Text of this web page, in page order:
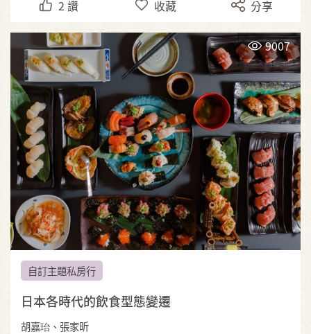
2 讚 收藏 分享
9007
自訂主題私房行
日本各時代的飲食型態變遷
胡嘉珆、張家昕